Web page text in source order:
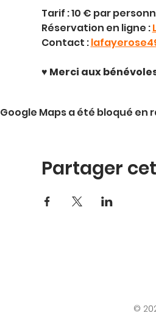
Tarif : 10 € par
Réservation en ligne :
Contact :
♥️ Merci aux
Google Maps a été bloqué
Partager
©